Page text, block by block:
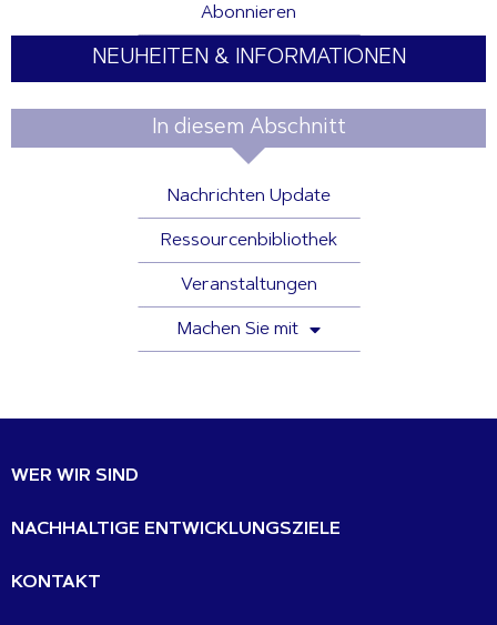
Abonnieren
NEUHEITEN & INFORMATIONEN
In diesem Abschnitt
Nachrichten Update
Ressourcenbibliothek
Veranstaltungen
Machen Sie mit
WER WIR SIND
NACHHALTIGE ENTWICKLUNGSZIELE
KONTAKT